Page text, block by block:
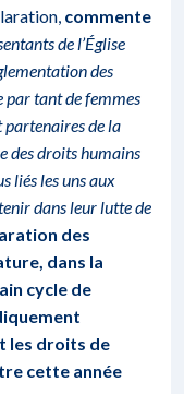
commente
de l’Église
des
par tant de femmes
partenaires de la
des droits humains
liés les uns aux
dans leur lutte de
des
dans la
cycle de
les droits de
cette année